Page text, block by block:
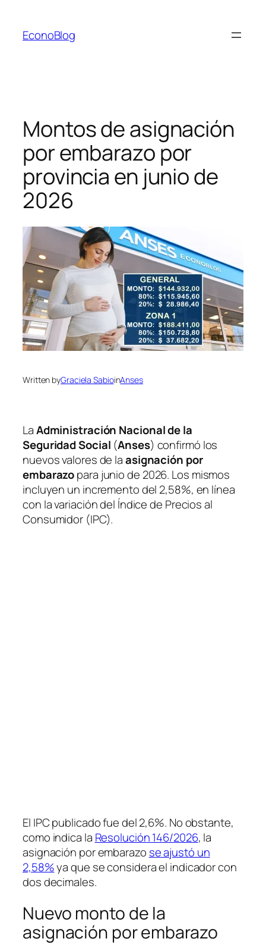
contenido
EconoBlog
Montos de asignación
por embarazo por
provincia en junio de
2026
Written byGraciela SabioinAnses
LaAdministración Nacional de la
Seguridad Social (Anses) confirmó los
nuevos valores de laasignación por
embarazopara junio de 2026. Los mismos
incluyen un incremento del 2,58%, en línea
con la variación del Índice de Precios al
Consumidor (IPC).
El IPC publicado fue del 2,6%. No obstante,
como indica la Resolución 146/2026, la
asignación por embarazo se ajustó un
2,58%ya que se considera el indicador con
dos decimales.
Nuevo monto de la
asignación por embarazo